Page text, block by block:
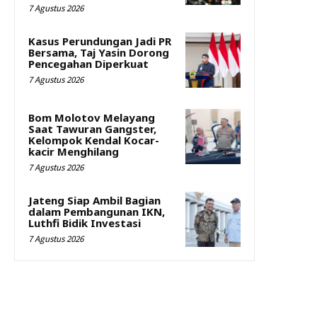
7 Agustus 2026
Kasus Perundungan Jadi PR
Bersama, Taj Yasin Dorong
Pencegahan Diperkuat
7 Agustus 2026
Bom Molotov Melayang
Saat Tawuran Gangster,
Kelompok Kendal Kocar-
kacir Menghilang
7 Agustus 2026
Jateng Siap Ambil Bagian
dalam Pembangunan IKN,
Luthfi Bidik Investasi
7 Agustus 2026